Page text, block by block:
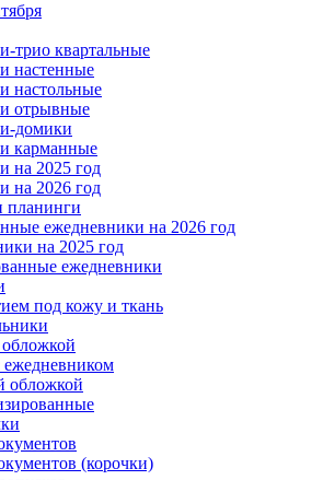
трио квартальные
настенные
настольные
отрывные
домики
карманные
на 2025 год
на 2026 год
планинги
ежедневники на 2026 год
на 2025 год
ежедневники
под кожу и ткань
обложкой
(корочки)